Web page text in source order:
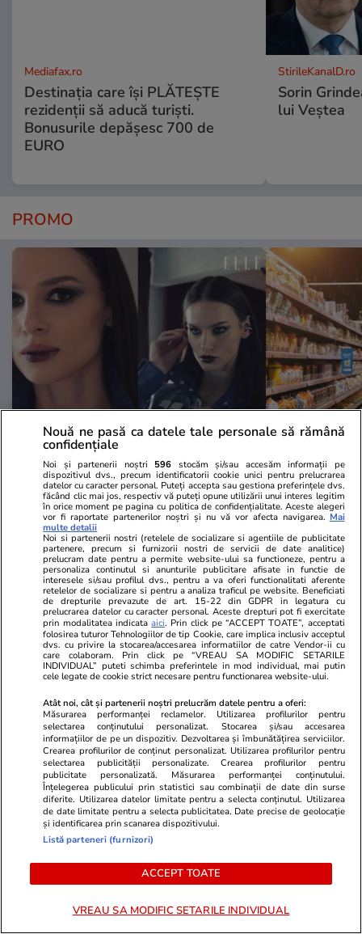
Mediafax.ro
Destinația care își PLĂTEȘTE
rezidenții să aducă turiști.
Bonusurile depășesc 700 de
EURO
StirileKanalD.ro
Sorin
lui Veștea
PROMO
Advertorial
Smart is the new chic: Cum ne
ajută tehnologia să ne reinventăm
Advertorial
voucher de
PARTENERI
Wowbiz.ro
Cum arată fiul Mădălinei Manole
la 17 ani! Fratele regretatei
artiste a publicat o fotografie în
premieră cu Petru Mircea Jr.
Redactia.ro
Doliu în
Fiica
bun printr-
POLITIC
Nouă ne pasă ca datele tale personale să rămână
confidențiale
Noi și partenerii noștri 596 stocăm și/sau accesăm informații pe
dispozitivul dvs., precum identificatorii cookie unici pentru prelucrarea
datelor cu caracter personal. Puteți accepta sau gestiona preferințele dvs.
făcând clic mai jos, respectiv vă puteți opune utilizării unui interes legitim
în orice moment pe pagina cu politica de confidențialitate. Aceste alegeri
vor fi raportate partenerilor noștri și nu vă vor afecta navigarea. Mai
multe detalii
Noi si partenerii nostri (retelele de socializare si agentiile de publicitate
partenere, precum si furnizorii nostri de servicii de date analitice)
prelucram date pentru a permite website-ului sa functioneze, pentru a
personaliza continutul si anunturile publicitare afisate in functie de
interesele si/sau profilul dvs., pentru a va oferi functionalitati aferente
retelelor de socializare si pentru a analiza traficul pe website. Beneficiati
de drepturile prevazute de art. 15-22 din GDPR in legatura cu
prelucrarea datelor cu caracter personal. Aceste drepturi pot fi exercitate
prin modalitatea indicataaici. Prin click pe “ACCEPT TOATE”, acceptati
folosirea tuturor Tehnologiilor de tip Cookie, care implica inclusiv acceptul
dvs. cu privire la stocarea/accesarea informatiilor de catre Vendor-ii cu
care colaboram. Prin click pe “VREAU SA MODIFIC SETARILE
INDIVIDUAL” puteti schimba preferintele in mod individual, mai putin
cele legate de cookie strict necesare pentru functionarea website-ului.
Atât noi, cât și partenerii noștri prelucrăm datele pentru a oferi:
Măsurarea performanței reclamelor. Utilizarea profilurilor pentru
selectarea conținutului personalizat. Stocarea și/sau accesarea
informațiilor de pe un dispozitiv. Dezvoltarea și îmbunătățirea serviciilor.
Crearea profilurilor de conținut personalizat. Utilizarea profilurilor pentru
selectarea publicității personalizate. Crearea profilurilor pentru
publicitate personalizată. Măsurarea performanței conținutului.
Înțelegerea publicului prin statistici sau combinații de date din surse
diferite. Utilizarea datelor limitate pentru a selecta conținutul. Utilizarea
de date limitate pentru a selecta publicitatea. Date precise de geolocație
și identificarea prin scanarea dispozitivului.
Listă parteneri (furnizori)
ACCEPT TOATE
VREAU SA MODIFIC SETARILE INDIVIDUAL